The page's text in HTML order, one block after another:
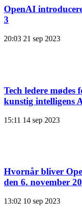
OpenAI
3
20:03 21 sep 2023
Tech ledere
kunstig intelligens
15:11 14 sep 2023
Hvornår bliver
den 6. november
13:02 10 sep 2023